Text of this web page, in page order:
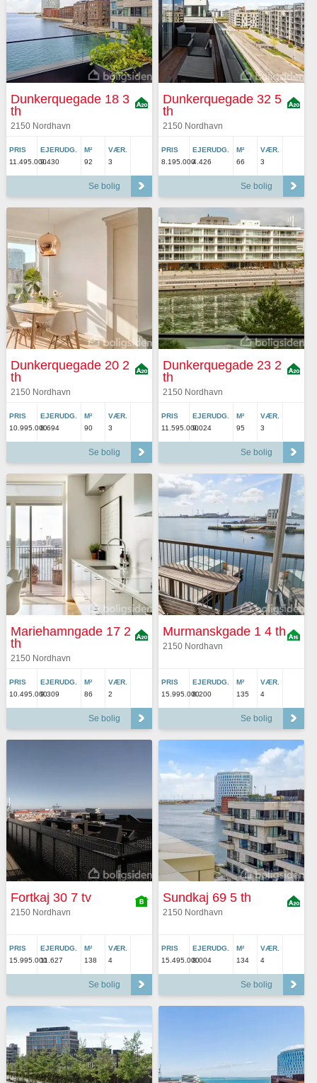
Dunkerquegade 18 3
th
2150 Nordhavn
PRIS
11.495.000
EJERUDG.
9.430
M²
92
VÆR.
3
Se bolig
Dunkerquegade 32 5
th
2150 Nordhavn
PRIS
8.195.000
EJERUDG.
4.426
M²
66
VÆR.
3
Se bolig
Dunkerquegade 20 2
th
2150 Nordhavn
PRIS
10.995.000
EJERUDG.
8.694
M²
90
VÆR.
3
Se bolig
Dunkerquegade 23 2
th
2150 Nordhavn
PRIS
11.595.000
EJERUDG.
9.024
M²
95
VÆR.
3
Se bolig
Mariehamngade 17 2
th
2150 Nordhavn
PRIS
10.495.000
EJERUDG.
9.309
M²
86
VÆR.
2
Se bolig
Murmanskgade 1 4 th
2150 Nordhavn
PRIS
15.995.000
EJERUDG.
8.200
M²
135
VÆR.
4
Se bolig
Fortkaj 30 7 tv
2150 Nordhavn
PRIS
15.995.000
EJERUDG.
11.627
M²
138
VÆR.
4
Se bolig
Sundkaj 69 5 th
2150 Nordhavn
PRIS
15.495.000
EJERUDG.
8.004
M²
134
VÆR.
4
Se bolig